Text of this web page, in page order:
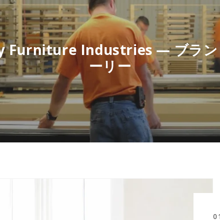
Furniture Industries — ブラン
ーリー